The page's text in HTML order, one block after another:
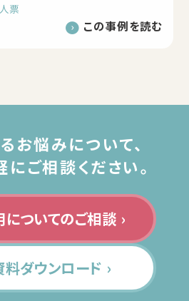
票
この事例を読む
お悩みについて、
ご相談ください。
についてのご相談 ›
料ダウンロード ›